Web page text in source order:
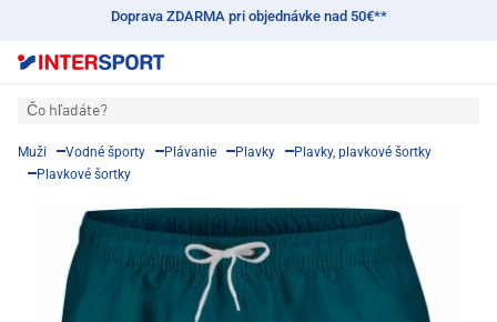
Doprava ZDARMA pri objednávke nad 50€**
Čo hľadáte?
Muži Vodné športy Plávanie Plavky
Plavky, plavkové šortky
Plavkové šortky